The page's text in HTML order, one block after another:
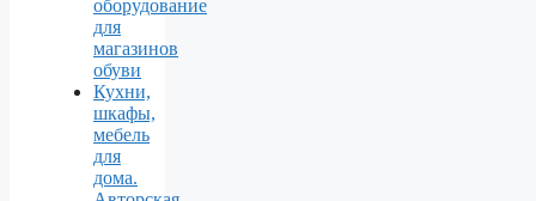
оборудование
для
магазинов
обуви
Кухни,
шкафы,
мебель
для
дома.